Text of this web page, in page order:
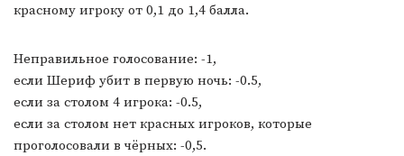
красному игроку от 0,1 до 1,4 балла.
Неправильное голосование: -1,
если Шериф убит в первую ночь: -0.5,
если за столом 4 игрока: -0.5,
если за столом нет красных игроков, которые
проголосовали в чёрных: -0,5.